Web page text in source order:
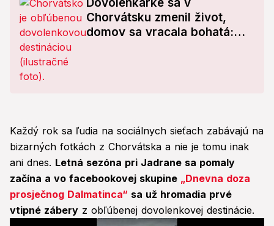
Dovolenkárke sa v
Chorvátsku zmenil život,
domov sa vracala bohatá:
Každý rok sa ľudia na sociálnych sieťach zabávajú na
bizarných fotkách z Chorvátska a nie je tomu inak
ani dnes. Letná sezóna pri Jadrane sa pomaly
začína a vo facebookovej skupine „Dnevna doza
prosječnog Dalmatinca“ sa už hromadia prvé
vtipné zábery z obľúbenej dovolenkovej destinácie.